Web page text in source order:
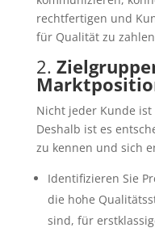
rechtfertigen und
für Qualität zu
2.
Nicht jeder Kunde
Deshalb ist es
zu kennen und sich
Identifizieren Sie
die hohe
sind, für